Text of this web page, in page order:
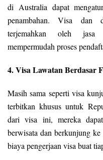
di Australia dapat
penambahan. Visa dan
terjemahkan oleh jasa
mempermudah proses
4. Visa Lawatan Berdasar
Masih sama seperti visa
terbitkan khusus untuk
dari visa ini, mereka
berwisata dan berkunjung
biaya pengerjaan visa buat